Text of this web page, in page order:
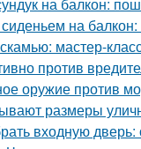
на балкон:
мастер-
против
оружие против
размеры
входную